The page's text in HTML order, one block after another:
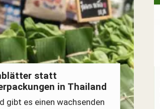
statt
in Thailand
gibt es einen wachsenden